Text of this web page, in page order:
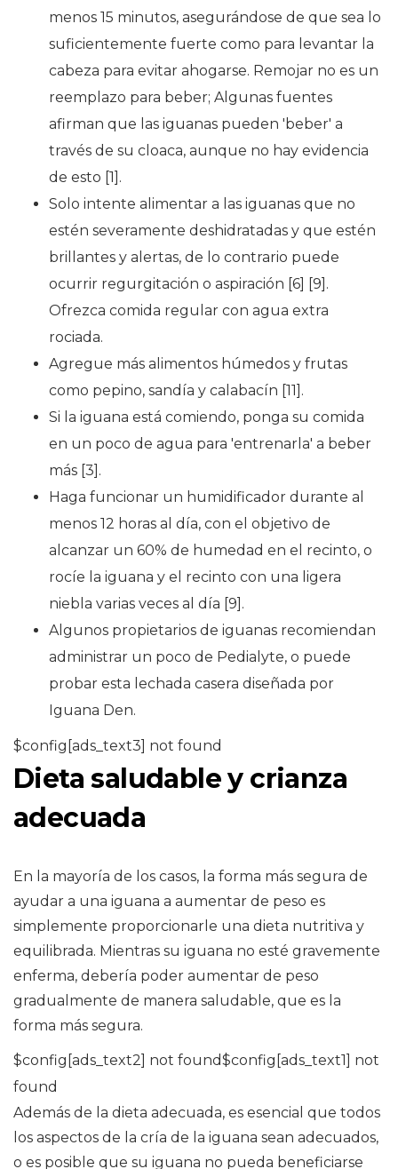
menos 15 minutos, asegurándose de que sea lo
suficientemente fuerte como para levantar la
cabeza para evitar ahogarse. Remojar no es un
reemplazo para beber; Algunas fuentes
afirman que las iguanas pueden 'beber' a
través de su cloaca, aunque no hay evidencia
de esto [1].
Solo intente alimentar a las iguanas que no
estén severamente deshidratadas y que estén
brillantes y alertas, de lo contrario puede
ocurrir regurgitación o aspiración [6] [9].
Ofrezca comida regular con agua extra
rociada.
Agregue más alimentos húmedos y frutas
como pepino, sandía y calabacín [11].
Si la iguana está comiendo, ponga su comida
en un poco de agua para 'entrenarla' a beber
más [3].
Haga funcionar un humidificador durante al
menos 12 horas al día, con el objetivo de
alcanzar un 60% de humedad en el recinto, o
rocíe la iguana y el recinto con una ligera
niebla varias veces al día [9].
Algunos propietarios de iguanas recomiendan
administrar un poco de Pedialyte, o puede
probar esta lechada casera diseñada por
Iguana Den.
$config[ads_text3] not found
Dieta saludable y crianza
adecuada
En la mayoría de los casos, la forma más segura de
ayudar a una iguana a aumentar de peso es
simplemente proporcionarle una dieta nutritiva y
equilibrada. Mientras su iguana no esté gravemente
enferma, debería poder aumentar de peso
gradualmente de manera saludable, que es la
forma más segura.
$config[ads_text2] not found$config[ads_text1] not
found
Además de la dieta adecuada, es esencial que todos
los aspectos de la cría de la iguana sean adecuados,
o es posible que su iguana no pueda beneficiarse